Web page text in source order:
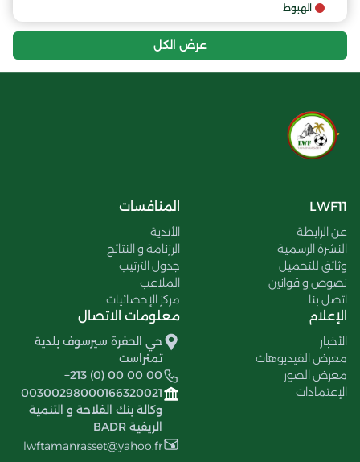
الهبوط
عرض الكل
LWF11
عن الرابطة
النشرة الرسمية
وثائق للتحميل
نصوص و قوانين
اتصل بنا
المنافسات
الأندية
الرزنامة و النتائج
جدول الترتيب
الملاعب
مركز الإحصائيات
الإعلام
الأخبار
معرض الفيديوهات
معرض الصور
الإعتمادات
معلومات الاتصال
حي الحفرة سيرسوف بلدية
تمنراست
+213 (0) 00 00 00
00300298000166320021
وكالة بنك الفلاحة و التنمية
الريفية BADR
lwftamanrasset@yahoo.fr